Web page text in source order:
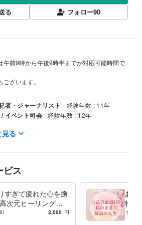
る
フォロー90
午前9時から午後9時半までが対応可能時間で
ざいます。
者・ジャーナリスト 経験年数 : 11年
イベント司会 経験年数 : 12年
ラウマ
健康
る
ビス
すぎて疲れた心を癒
次元ヒーリング
をキャッチできる波
2,000 円
あな
特定
己肯